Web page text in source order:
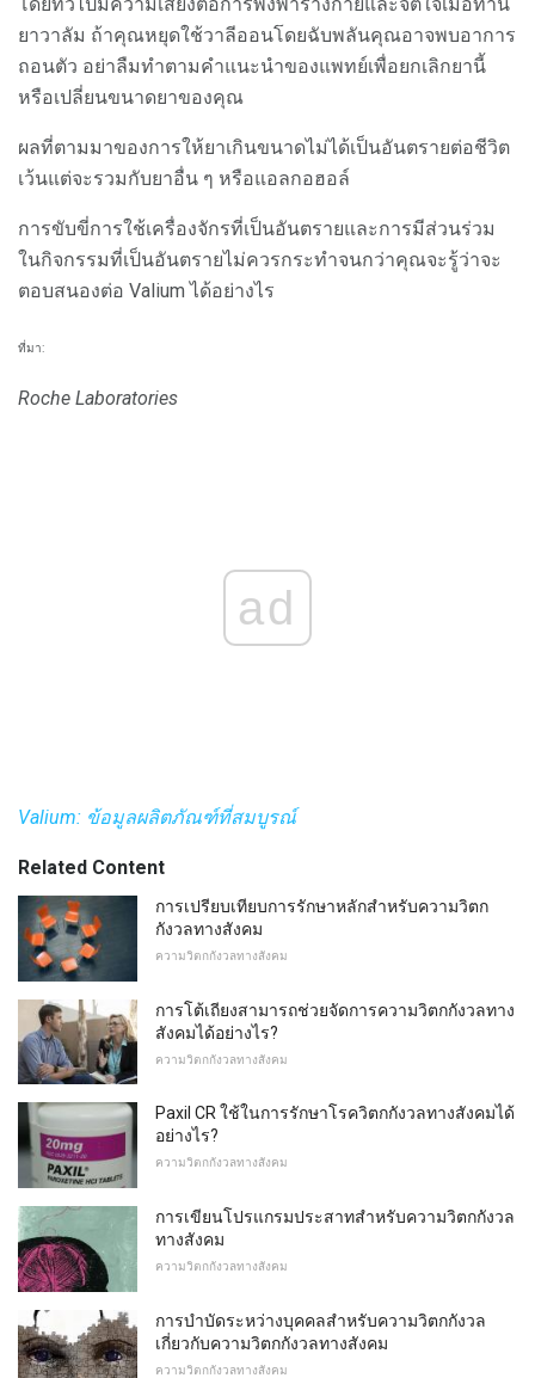
ยาวาลัม ถ้าคุณหยุดใช้วาลีออนโดยฉับพลันคุณอาจพบอาการ
ถอนตัว อย่าลืมทำตามคำแนะนำของแพทย์เพื่อยกเลิกยานี้
หรือเปลี่ยนขนาดยาของคุณ
ผลที่ตามมาของการให้ยาเกินขนาดไม่ได้เป็นอันตรายต่อชีวิต
เว้นแต่จะรวมกับยาอื่น ๆ หรือแอลกอฮอล์
การขับขี่การใช้เครื่องจักรที่เป็นอันตรายและการมีส่วนร่วม
ในกิจกรรมที่เป็นอันตรายไม่ควรกระทำจนกว่าคุณจะรู้ว่าจะ
ตอบสนองต่อ Valium ได้อย่างไร
ที่มา:
Roche Laboratories
ad
Valium: ข้อมูลผลิตภัณฑ์ที่สมบูรณ์
Related Content
การเปรียบเทียบการรักษาหลักสำหรับความวิตก
กังวลทางสังคม
ความวิตกกังวลทางสังคม
การโต้เถียงสามารถช่วยจัดการความวิตกกังวลทาง
สังคมได้อย่างไร?
ความวิตกกังวลทางสังคม
Paxil CR ใช้ในการรักษาโรควิตกกังวลทางสังคมได้
อย่างไร?
ความวิตกกังวลทางสังคม
การเขียนโปรแกรมประสาทสำหรับความวิตกกังวล
ทางสังคม
ความวิตกกังวลทางสังคม
การบำบัดระหว่างบุคคลสำหรับความวิตกกังวล
เกี่ยวกับความวิตกกังวลทางสังคม
ความวิตกกังวลทางสังคม